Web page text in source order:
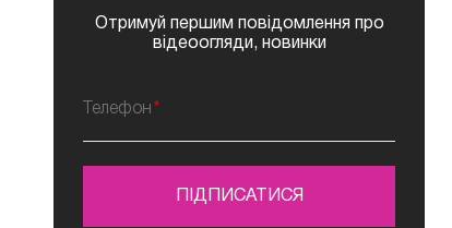
Отримуй першим повідомлення про
відеоогляди, новинки
Телефон
ПІДПИСАТИСЯ